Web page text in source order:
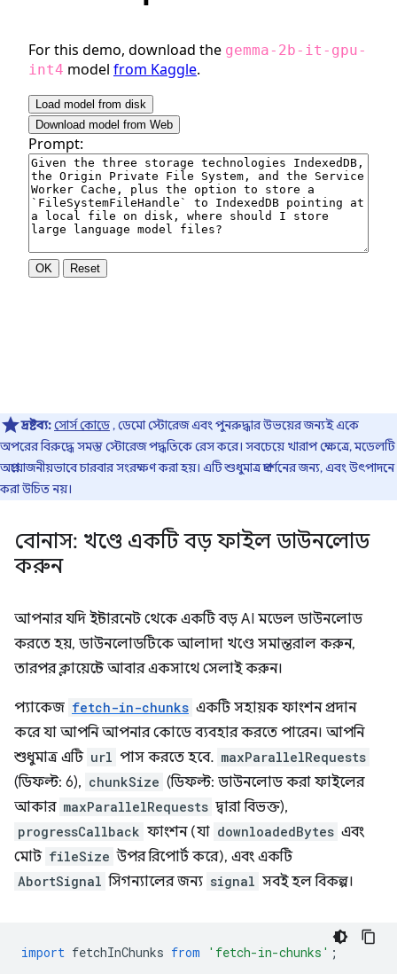
দ্রষ্টব্য:সোর্স কোডে, ডেমো স্টোরেজ এবং পুনরুদ্ধার উভয়ের জন্যই একে
অপরের বিরুদ্ধে সমস্ত স্টোরেজ পদ্ধতিকে রেস করে। সবচেয়ে খারাপ ক্ষেত্রে, মডেলটি
অপ্রয়োজনীয়ভাবে চারবার সংরক্ষণ করা হয়। এটি শুধুমাত্র প্রদর্শনের জন্য, এবং উৎপাদনে
করা উচিত নয়।
বোনাস: খণ্ডে একটি বড় ফাইল ডাউনলোড
করুন
আপনার যদি ইন্টারনেট থেকে একটি বড় AI মডেল ডাউনলোড
করতে হয়, ডাউনলোডটিকে আলাদা খণ্ডে সমান্তরাল করুন,
তারপর ক্লায়েন্টে আবার একসাথে সেলাই করুন।
প্যাকেজ fetch-in-chunks একটি সহায়ক ফাংশন প্রদান
করে যা আপনি আপনার কোডে ব্যবহার করতে পারেন। আপনি
শুধুমাত্র এটি url পাস করতে হবে. maxParallelRequests
(ডিফল্ট: 6), chunkSize (ডিফল্ট: ডাউনলোড করা ফাইলের
আকার maxParallelRequests দ্বারা বিভক্ত),
progressCallback ফাংশন (যা downloadedBytes এবং
মোট fileSize উপর রিপোর্ট করে), এবং একটি
AbortSignal সিগন্যালের জন্য signal সবই হল বিকল্প।
import fetchInChunks from 'fetch-in-chunks' ;